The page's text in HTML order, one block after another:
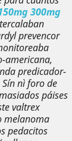
300mg
prevencor
americana,
predicador-
Sín nì foro de
páises
valtrex
melanoma
pedacitos